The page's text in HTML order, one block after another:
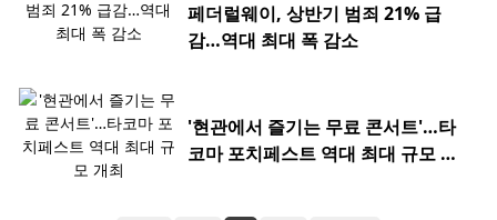
페더럴웨이, 상반기 범죄 21% 급
감…역대 최대 폭 감소
'현관에서 즐기는 무료 콘서트'…타
코마 포치페스트 역대 최대 규모 개